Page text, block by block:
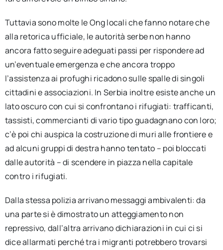
Tuttavia sono molte le Ong locali che fanno notare che
alla retorica ufficiale, le autorità serbe non hanno
ancora fatto seguire adeguati passi per rispondere ad
un’eventuale emergenza e che ancora troppo
l’assistenza ai profughi ricadono sulle spalle di singoli
cittadini e associazioni. In Serbia inoltre esiste anche un
lato oscuro con cui si confrontano i rifugiati: trafficanti,
tassisti, commercianti di vario tipo guadagnano con loro;
c’è poi chi auspica la costruzione di muri alle frontiere e
ad alcuni gruppi di destra hanno tentato – poi bloccati
dalle autorità – di scendere in piazza nella capitale
contro i rifugiati.
Dalla stessa polizia arrivano messaggi ambivalenti: da
una parte si è dimostrato un atteggiamento non
repressivo, dall’altra arrivano dichiarazioni in cui ci si
dice allarmati perché tra i migranti potrebbero trovarsi